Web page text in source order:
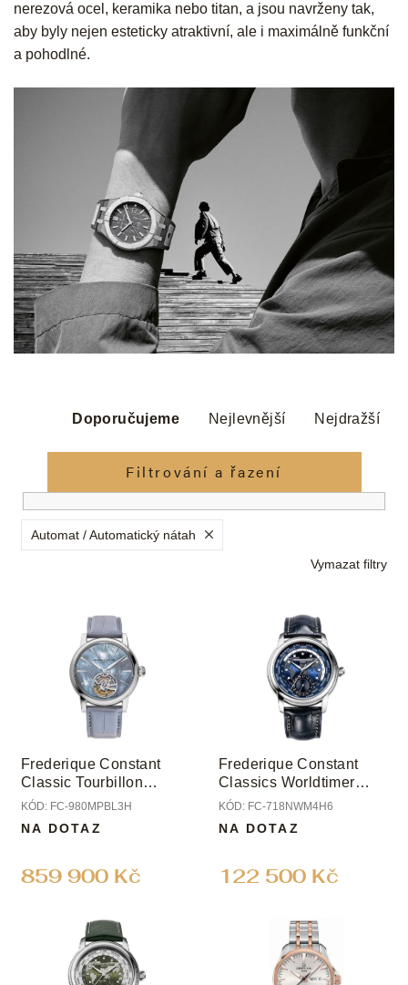
nerezová ocel, keramika nebo titan, a jsou navrženy tak,
aby byly nejen esteticky atraktivní, ale i maximálně funkční
a pohodlné.
z
n
í
p
r
ů
Doporučujeme Nejlevnější Nejdražší
Filtrování a řazení
Automat / Automatický nátah
Vymazat filtry
o
d
u
k
ů
Frederique Constant
Classic Tourbillon
Manufacture Limited
KÓD: FC-980MPBL3H
859 900 Kč
NA DOTAZ
Frederique Constant
Classics Worldtimer
Manufacture
KÓD: FC-718NWM4H6
122 500 Kč
NA DOTAZ